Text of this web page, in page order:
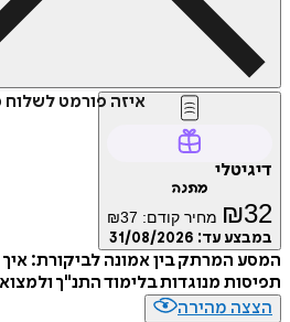
איזה פורמט
דיגיטלי
מתנה
₪32 מחיר קודם: ₪37
במבצע עד: 31/08/2026
המסע המרתק בין אמונה לביקורת:
תפיסות מנוגדות בלימוד התנ"ך
הצצה מהירה